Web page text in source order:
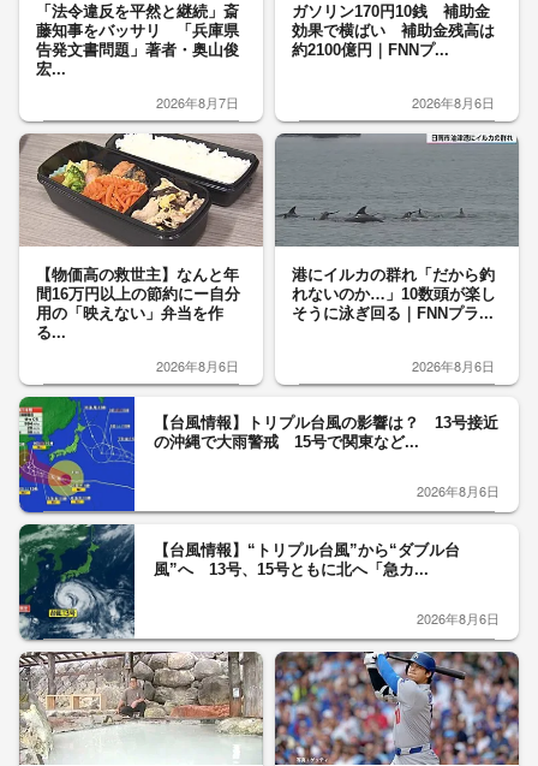
「法令違反を平然と継続」斎
藤知事をバッサリ 「兵庫県
告発文書問題」著者・奥山俊
宏...
2026年8月7日
ガソリン170円10銭 補助金
効果で横ばい 補助金残高は
約2100億円｜FNNプ...
2026年8月6日
【物価高の救世主】なんと年
間16万円以上の節約にー自分
用の「映えない」弁当を作
る...
2026年8月6日
港にイルカの群れ「だから釣
れないのか…」10数頭が楽し
そうに泳ぎ回る｜FNNプラ...
2026年8月6日
【台風情報】トリプル台風の影響は？ 13号接近
の沖縄で大雨警戒 15号で関東など...
2026年8月6日
【台風情報】“トリプル台風”から“ダブル台
風”へ 13号、15号ともに北へ「急カ...
2026年8月6日